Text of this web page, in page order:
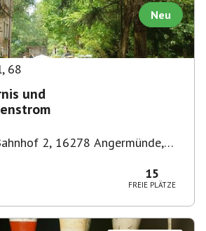
Neu
, 68
und
2, 16278 Angermünde,
15
FREIE PLÄTZE